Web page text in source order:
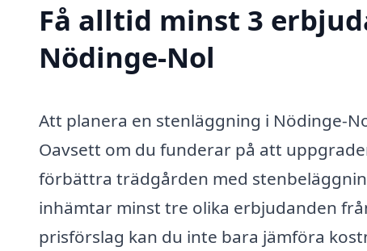
Få alltid minst 3
Nödinge-Nol
Att planera en stenläggning i Nödinge-
Oavsett om du funderar på att
förbättra trädgården med
inhämtar minst tre olika erbjudanden
prisförslag kan du inte bara jämföra